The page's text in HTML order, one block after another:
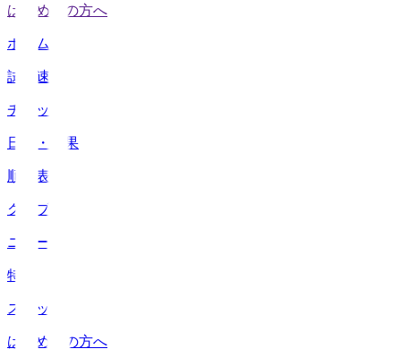
はじめての方へ
ホーム
試合速報
チケット
日程・結果
順位表
クラブ
ニュース
特集
スタッツ
はじめての方へ